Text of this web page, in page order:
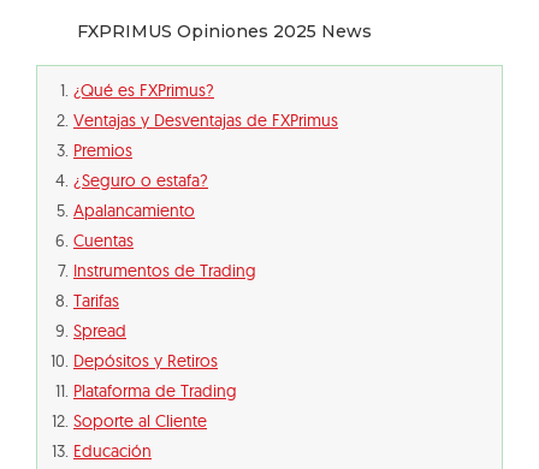
FXPRIMUS Opiniones 2025 News
¿Qué es FXPrimus?
Ventajas y Desventajas de FXPrimus
Premios
¿Seguro o estafa?
Apalancamiento
Cuentas
Instrumentos de Trading
Tarifas
Spread
Depósitos y Retiros
Plataforma de Trading
Soporte al Cliente
Educación